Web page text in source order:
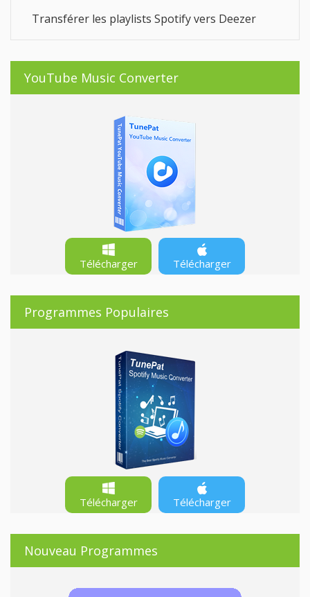
Transférer les playlists Spotify vers Deezer
YouTube Music Converter
Télécharger Télécharger
Programmes Populaires
Télécharger Télécharger
Nouveau Programmes